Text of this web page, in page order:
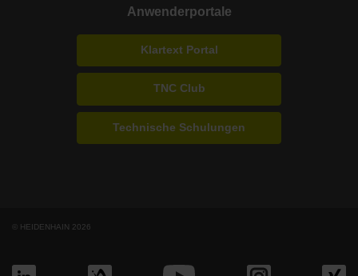
Anwenderportale
Klartext Portal
TNC Club
Technische Schulungen
© HEIDENHAIN 2026